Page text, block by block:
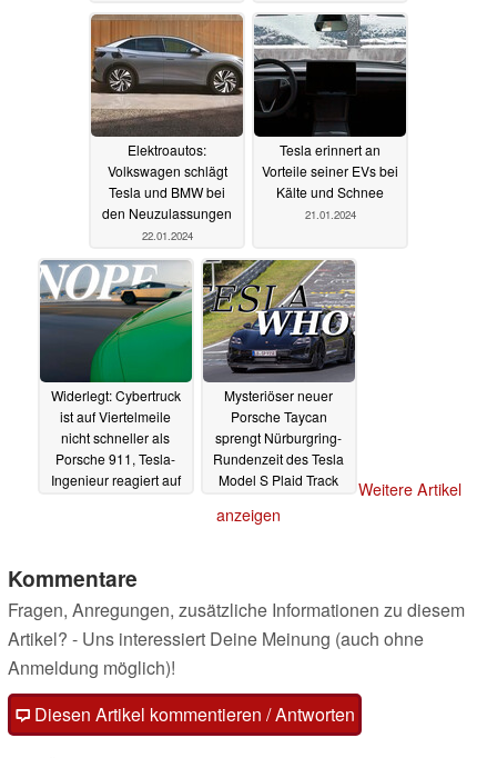
Elektroautos:
Volkswagen schlägt
Tesla und BMW bei
den Neuzulassungen
22.01.2024
Tesla erinnert an
Vorteile seiner EVs bei
Kälte und Schnee
21.01.2024
Widerlegt: Cybertruck
ist auf Viertelmeile
nicht schneller als
Porsche 911, Tesla-
Ingenieur reagiert auf
Mysteriöser neuer
Porsche Taycan
sprengt Nürburgring-
Rundenzeit des Tesla
Model S Plaid Track
Weitere Artikel
anzeigen
Kommentare
Fragen, Anregungen, zusätzliche Informationen zu diesem
Artikel? - Uns interessiert Deine Meinung (auch ohne
Anmeldung möglich)!
Diesen Artikel kommentieren / Antworten